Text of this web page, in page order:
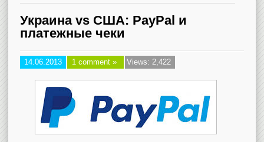
Украина vs США: PayPal и
платежные чеки
14.06.2013 1 comment » Views: 2,422